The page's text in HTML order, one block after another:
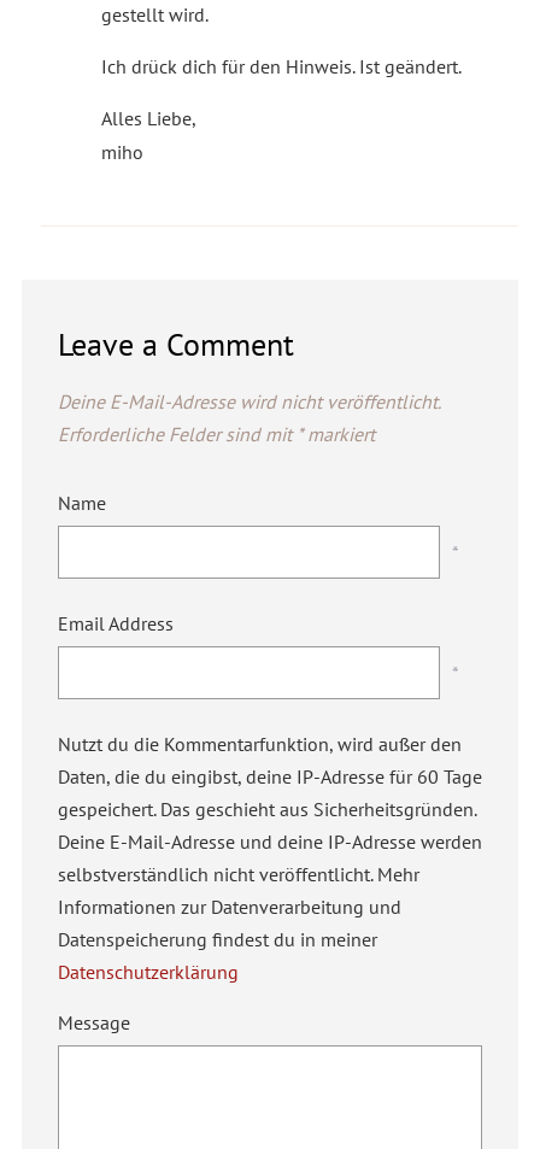
gestellt wird.
Ich drück dich für den Hinweis. Ist geändert.
Alles Liebe,
miho
Leave a Comment
Deine E-Mail-Adresse wird nicht veröffentlicht.
Erforderliche Felder sind mit *markiert
Name
*
Email Address
*
Nutzt du die Kommentarfunktion, wird außer den
Daten, die du eingibst, deine IP-Adresse für 60 Tage
gespeichert. Das geschieht aus Sicherheitsgründen.
Deine E-Mail-Adresse und deine IP-Adresse werden
selbstverständlich nicht veröffentlicht. Mehr
Informationen zur Datenverarbeitung und
Datenspeicherung findest du in meiner
Datenschutzerklärung
Message